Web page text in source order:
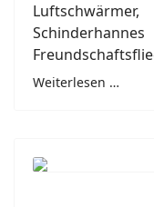
Weiterlesen …